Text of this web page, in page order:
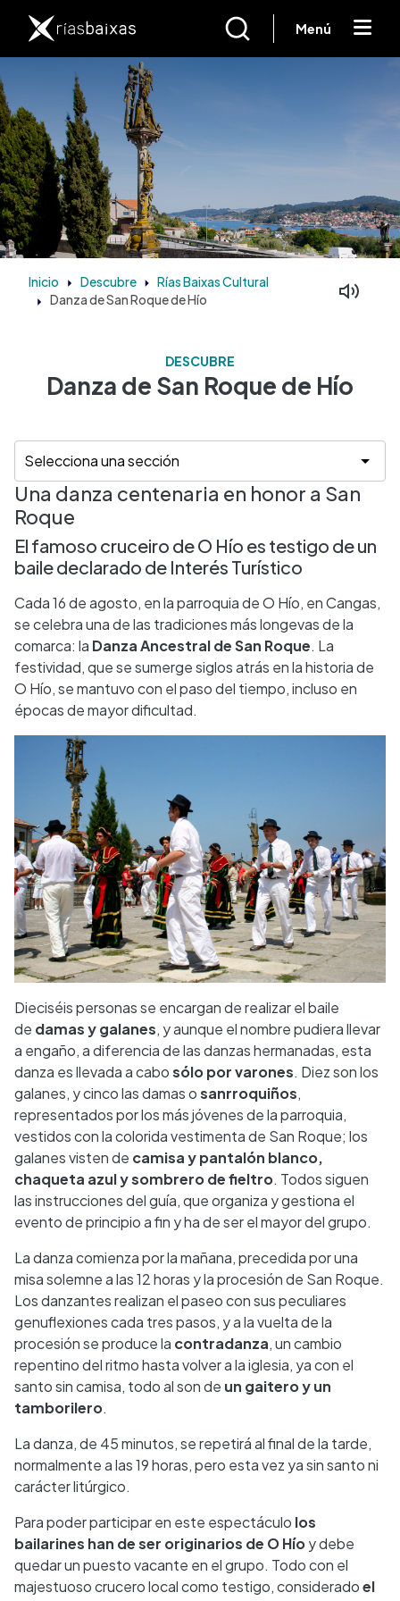
Menú
Inicio Descubre Rías Baixas Cultural
Danza de San Roque de Hío
DESCUBRE
Danza de San Roque de Hío
Una danza centenaria en honor a San
Roque
El famoso cruceiro de O Hío es testigo de un
baile declarado de Interés Turístico
Cada 16 de agosto, en la parroquia de O Hío, en Cangas,
se celebra una de las tradiciones más longevas de la
comarca: la Danza Ancestral de San Roque. La
festividad, que se sumerge siglos atrás en la historia de
O Hío, se mantuvo con el paso del tiempo, incluso en
épocas de mayor dificultad.
Dieciséis personas se encargan de realizar el baile
de damas y galanes, y aunque el nombre pudiera llevar
a engaño, a diferencia de las danzas hermanadas, esta
danza es llevada a cabosólo por varones. Diez son los
galanes, y cinco las damas osanrroquiños,
representados por los más jóvenes de la parroquia,
vestidos con la colorida vestimenta de San Roque; los
galanes visten de camisa y pantalón blanco,
chaqueta azul y sombrero de fieltro. Todos siguen
las instrucciones del guía, que organiza y gestiona el
evento de principio a fin y ha de ser el mayor del grupo.
La danza comienza por la mañana, precedida por una
misa solemne a las 12 horas y la procesión de San Roque.
Los danzantes realizan el paseo con sus peculiares
genuflexiones cada tres pasos, y a la vuelta de la
procesión se produce la contradanza, un cambio
repentino del ritmo hasta volver a la iglesia, ya con el
santo sin camisa, todo al son de un gaitero y un
tamborilero.
La danza, de 45 minutos, se repetirá al final de la tarde,
normalmente a las 19 horas, pero esta vez ya sin santo ni
carácter litúrgico.
Para poder participar en este espectáculo los
bailarines han de ser originarios de O Híoy debe
quedar un puesto vacante en el grupo. Todo con el
majestuoso crucero local como testigo, consideradoel